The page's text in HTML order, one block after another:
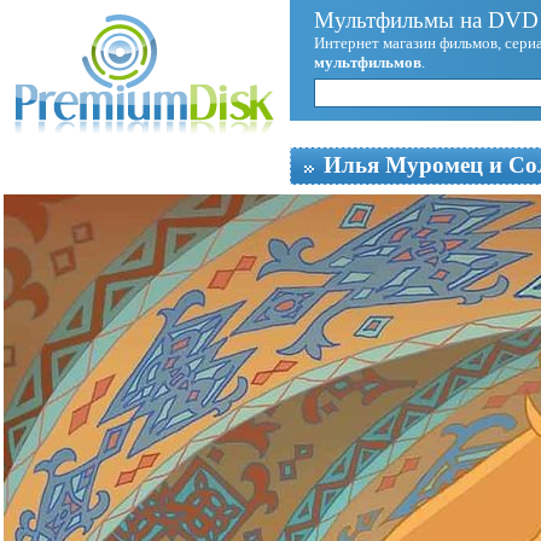
Мультфильмы на
Интернет магазин фильмов,
мультфильмов.
Илья Муромец и